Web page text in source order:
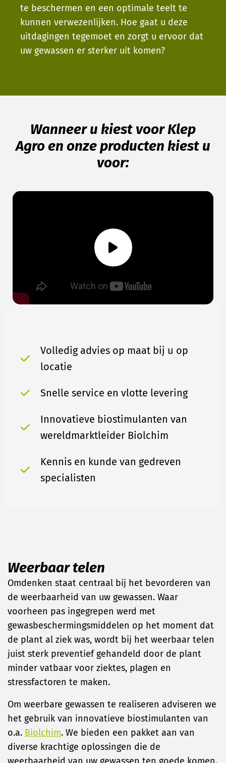
te beschermen en een optimale teelt te
kunnen verwezenlijken. Hoe gaat u deze
uitdagingen tegemoet en zorgt u ervoor dat
uw gewassen er sterker uit komen?
Wanneer u kiest voor Klep
Agro en onze producten kiest u
voor:
Volledig advies op maat bij u op
locatie
Snelle service en vlotte levering
Innovatieve biostimulanten van
wereldmarktleider Biolchim
Kennis en kunde van gedreven
specialisten
Weerbaar telen
Omdenken staat centraal bij het bevorderen van
de weerbaarheid van uw gewassen. Waar
voorheen pas ingegrepen werd met
gewasbeschermingsmiddelen op het moment dat
de plant al ziek was, wordt bij het weerbaar telen
juist sterk preventief gehandeld door de plant
minder vatbaar voor ziektes, plagen en
stressfactoren te maken.
Om weerbare gewassen te realiseren adviseren we
het gebruik van innovatieve biostimulanten van
o.a. Biolchim. We bieden een pakket aan van
diverse krachtige oplossingen die de